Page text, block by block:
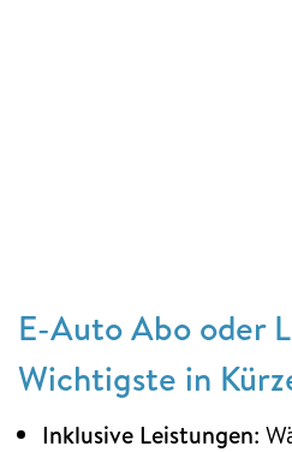
E-Auto Abo oder
Wichtigste in
Inklusive Leistungen: